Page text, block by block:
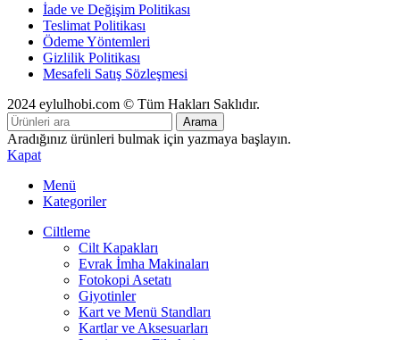
İade ve Değişim Politikası
Teslimat Politikası
Ödeme Yöntemleri
Gizlilik Politikası
Mesafeli Satış Sözleşmesi
2024 eylulhobi.com © Tüm Hakları Saklıdır.
Arama
Aradığınız ürünleri bulmak için yazmaya başlayın.
Kapat
Menü
Kategoriler
Ciltleme
Cilt Kapakları
Evrak İmha Makinaları
Fotokopi Asetatı
Giyotinler
Kart ve Menü Standları
Kartlar ve Aksesuarları